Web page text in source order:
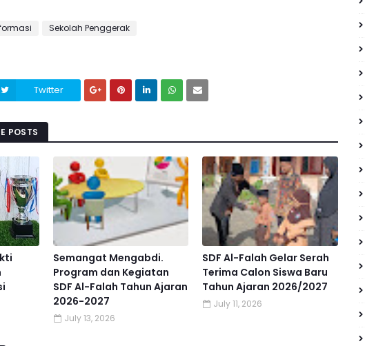
Sekolah Penggerak
Twitter
POSTS
Semangat Mengabdi.
Program dan Kegiatan
SDF Al-Falah Tahun Ajaran
2026-2027
July 13, 2026
SDF Al-Falah Gelar Serah
Terima Calon Siswa Baru
Tahun Ajaran 2026/2027
July 11, 2026